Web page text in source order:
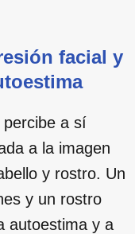
facial y
a sí
a la imagen
y rostro. Un
y un rostro
autoestima y a